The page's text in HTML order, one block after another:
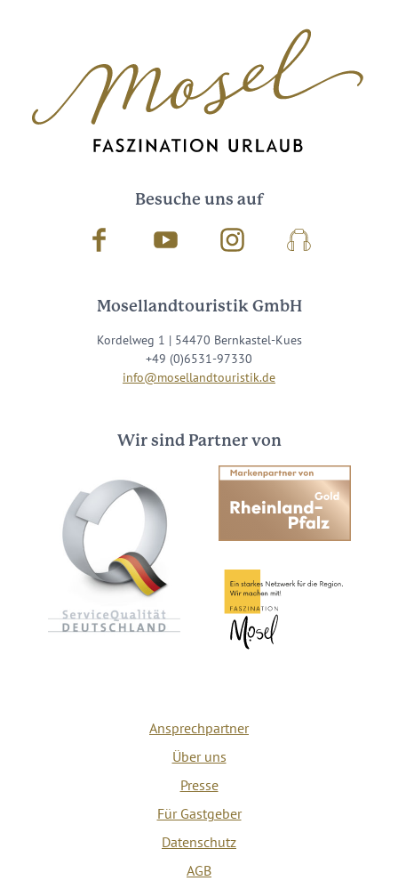
Besuche uns auf
Facebook Youtube InstagramPodcast
Mosellandtouristik GmbH
Kordelweg 1 | 54470 Bernkastel-Kues
+49 (0)6531-97330
info@mosellandtouristik.de
Wir sind Partner von
Ansprechpartner
Über uns
Presse
Für Gastgeber
Datenschutz
AGB